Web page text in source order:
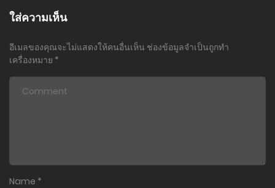
18 พฤศจิกายน 2024
24 พฤศจิกายน 2023
ตอนที่ 6
ใส่ความเห็น
อีเมลของคุณจะไม่แสดงให้คนอื่นเห็น ช่องข้อมูลจำเป็นถูกทำ
เครื่องหมาย *
Name *